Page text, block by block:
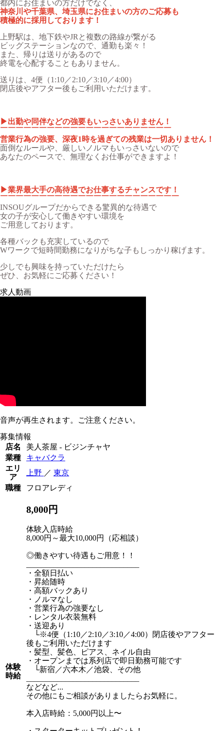
都内にお住まいの方だけでなく、
神奈川や千葉県、埼玉県にお住まいの方のご応募も
積極的に採用しております！
上野駅は、地下鉄やJRと複数の路線が繋がる
ビッグステーションなので、通勤も楽々！
また、帰りは送りがあるので
終電を心配することもありません。
送りは、4便（1:10／2:10／3:10／4:00）
閉店後やアフター後もご利用いただけます。
▶︎出勤や同伴などの強要もいっさいありません！
￣￣￣￣￣￣￣￣￣￣￣￣￣￣￣￣￣￣￣￣￣￣
営業行為の強要、深夜1時を過ぎての残業は一切ありません！
面倒なルールや、厳しいノルマもいっさいないので
あなたのペースで、無理なくお仕事ができますよ！
▶︎業界最大手の高待遇でお仕事するチャンスです！
￣￣￣￣￣￣￣￣￣￣￣￣￣￣￣￣￣￣￣￣￣￣￣
INSOUグループだからできる驚異的な待遇で
女の子が安心して働きやすい環境を
ご用意しております。
各種バックも充実しているので
Wワークで短時間勤務になりがちな子もしっかり稼げます。
少しでも興味を持っていただけたら
ぜひ、お気軽にご応募ください！
求人動画
音声が再生されます。ご注意ください。
募集情報
店名
美人茶屋 - ビジンチャヤ
業種
キャバクラ
エリ
ア
上野 ／ 東京
職種
フロアレディ
体験
時給
8,000円
体験入店時給
8,000円～最大10,000円（応相談）
◎働きやすい待遇もご用意！！
・全額日払い
・昇給随時
・高額バックあり
・ノルマなし
・営業行為の強要なし
・レンタル衣装無料
・送迎あり
└※4便（1:10／2:10／3:10／4:00）閉店後やアフター
後もご利用いただけます
・髪型、髪色、ピアス、ネイル自由
・オープンまでは系列店で即日勤務可能です
└新宿／六本木／池袋、その他
などなど...
その他にもご相談がありましたらお気軽に。
本入店時給：5,000円以上〜